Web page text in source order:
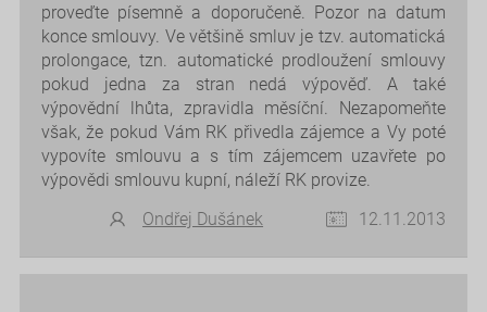
proveďte písemně a doporučeně. Pozor na datum
konce smlouvy. Ve většině smluv je tzv. automatická
prolongace, tzn. automatické prodloužení smlouvy
pokud jedna za stran nedá výpověď. A také
výpovědní lhůta, zpravidla měsíční. Nezapomeňte
však, že pokud Vám RK přivedla zájemce a Vy poté
vypovíte smlouvu a s tím zájemcem uzavřete po
výpovědi smlouvu kupní, náleží RK provize.
Ondřej Dušánek
12.11.2013